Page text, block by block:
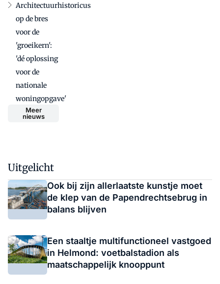
Architectuurhistoricus
op de bres
voor de
'groeikern':
'dé oplossing
voor de
nationale
woningopgave'
Meer
nieuws
Uitgelicht
Ook bij zijn allerlaatste kunstje moet
de klep van de Papendrechtsebrug in
balans blijven
Een staaltje multifunctioneel vastgoed
in Helmond: voetbalstadion als
maatschappelijk knooppunt